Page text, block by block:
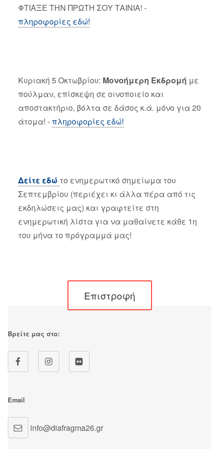
ΦΤΙΑΞΕ ΤΗΝ ΠΡΩΤΗ ΣΟΥ ΤΑΙΝΙΑ! -
πληροφορίες εδώ!
Κυριακή 5 Οκτωβρίου: Μονοήμερη Εκδρομή με
πούλμαν, επίσκεψη σε οινοποιείο και
αποστακτήριο, βόλτα σε δάσος κ.ά. μόνο για 20
άτομα! -πληροφορίες εδώ!
Δείτε εδώ το ενημερωτικό σημείωμα του
Σεπτεμβρίου (περιέχει κι άλλα πέρα από τις
εκδηλώσεις μας) και γραφτείτε στη
ενημερωτική λίστα για να μαθαίνετε κάθε 1η
του μήνα το πρόγραμμά μας!
Επιστροφή
Email
info@diafragma26.gr
Βρείτε μας στο: